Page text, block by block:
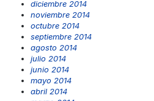
diciembre 2014
noviembre 2014
octubre 2014
septiembre 2014
agosto 2014
julio 2014
junio 2014
mayo 2014
abril 2014